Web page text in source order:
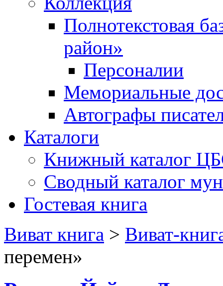
Полнотекстовая
район»
Персоналии
Мемориальные
Автографы
Каталоги
Книжный каталог
Сводный каталог
Гостевая книга
Виват книга > Виват-
перемен»